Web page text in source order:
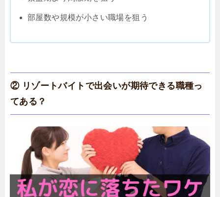
部屋数や規模が小さい職場を狙う
② リゾートバイトで出会いが期待できる職種っ
てある？